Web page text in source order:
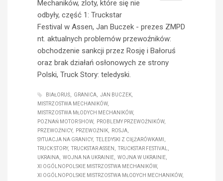
Mechaników, zloty, które się nie
odbyły, część 1: Truckstar
Festival w Assen, Jan Buczek - prezes ZMPD
nt. aktualnych problemów przewoźników:
obchodzenie sankcji przez Rosję i Bałoruś
oraz brak działań osłonowych ze strony
Polski, Truck Story: teledyski.
BIAŁORUŚ GRANICA
JAN BUCZEK
MISTRZOSTWA MECHANIKÓW
MISTRZOSTWA MŁODYCH MECHANIKÓW
POZNAŃ MOTOR SHOW
PROBLEMY PRZEWOŹNIKÓW
PRZEWOŹNICY
PRZEWOŹNIK
ROSJA
SYTUACJA NA GRANICY
TELEDYSKI Z CIĘŻARÓWKAMI
TRUCK STORY
TRUCKSTAR ASSEN
TRUCKSTAR FESTIVAL
UKRAINA
WOJNA NA UKRAINIE
WOJNA W UKRAINIE
XI OGÓLNOPOLSKIE MISTRZOSTWA MECHANIKÓW
XI OGÓLNOPOLSKIE MISTRZOSTWA MŁODYCH MECHANIKÓW